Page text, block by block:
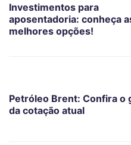
Investimentos para
aposentadoria: conheça
melhores opções!
Petróleo Brent: Confira o
da cotação atual